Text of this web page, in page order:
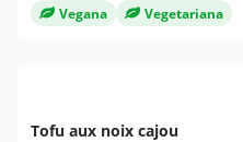
Vegana Vegetariana
Tofu aux noix cajou